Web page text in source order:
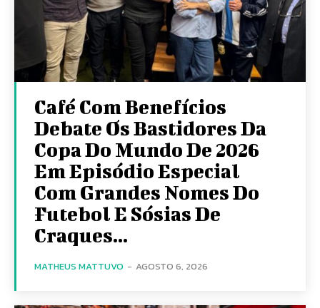
Café Com Benefícios
Debate Os Bastidores Da
Copa Do Mundo De 2026
Em Episódio Especial
Com Grandes Nomes Do
Futebol E Sósias De
Craques...
MATHEUS MATTUVO - AGOSTO 6, 2026